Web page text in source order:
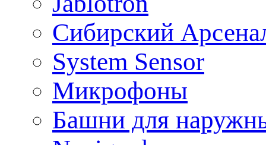
Сибирский
System Sensor
Микрофоны
Башни для